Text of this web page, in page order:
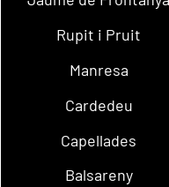
Rupit i Pruit
Manresa
Cardedeu
Capellades
Balsareny